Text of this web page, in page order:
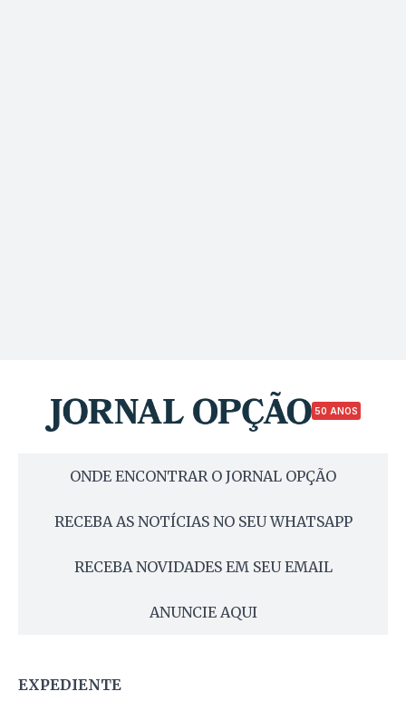
50 ANOS
ONDE ENCONTRAR O JORNAL OPÇÃO
RECEBA AS NOTÍCIAS NO SEU WHATSAPP
RECEBA NOVIDADES EM SEU EMAIL
ANUNCIE AQUI
EXPEDIENTE